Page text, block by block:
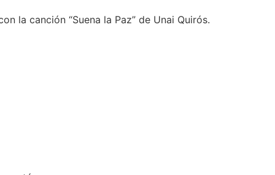
la canción “Suena la Paz” de Unai Quirós.